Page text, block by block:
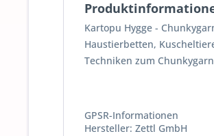
Kartopu Hygge -
Haustierbetten,
Techniken zum
GPSR-Informationen
Hersteller: Zettl GmbH